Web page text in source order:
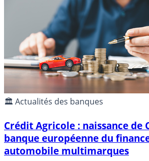
🏛️ Actualités des banques
Crédit Agricole : naissance de
banque européenne du
automobile multimarques